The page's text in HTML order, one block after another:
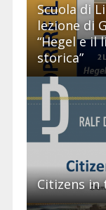
Scuola di
lezione di
“Hegel e il
storica”
Citizens